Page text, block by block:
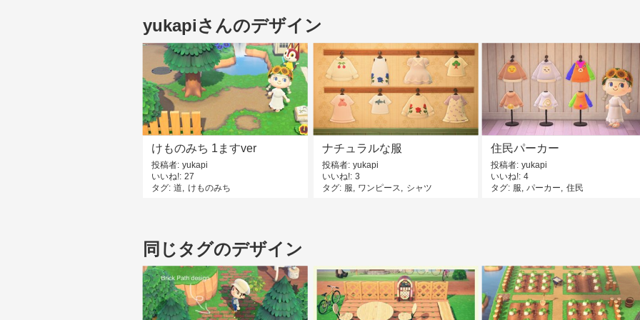
yukapiさんのデザイン
けものみち 1ますver
投稿者 yukapi
いいね! 27
タグ 道 けものみち
ナチュラルな服
投稿者 yukapi
いいね! 3
タグ 服 ワンピース シャツ
住民パーカー
投稿者 yukapi
いいね! 4
タグ 服 パーカー 住民
同じタグのデザイン